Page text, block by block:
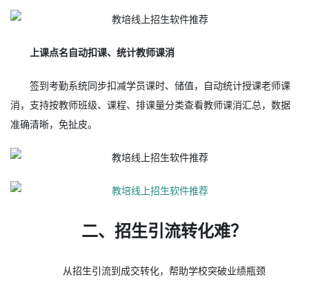
上课点名自动扣课、统计教师课消
签到考勤系统同步扣减学员课时、储值，自动统计授课老师课
消，支持按教师班级、课程、排课量分类查看教师课消汇总，数据
准确清晰，免扯皮。
二、招生引流转化难？
从招生引流到成交转化，帮助学校突破业绩瓶颈